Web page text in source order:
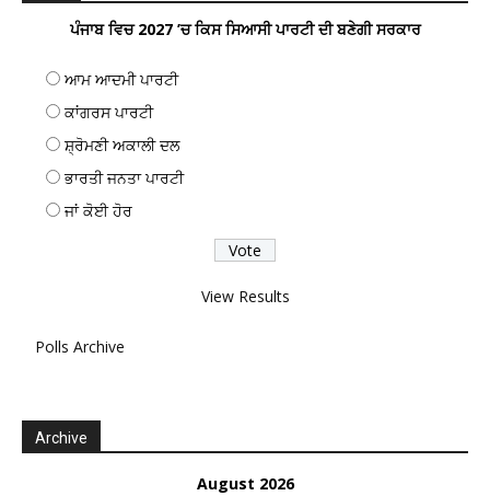
ਪੰਜਾਬ ਵਿਚ 2027 ’ਚ ਕਿਸ ਸਿਆਸੀ ਪਾਰਟੀ ਦੀ ਬਣੇਗੀ ਸਰਕਾਰ
ਆਮ ਆਦਮੀ ਪਾਰਟੀ
ਕਾਂਗਰਸ ਪਾਰਟੀ
ਸ਼੍ਰੋਮਣੀ ਅਕਾਲੀ ਦਲ
ਭਾਰਤੀ ਜਨਤਾ ਪਾਰਟੀ
ਜਾਂ ਕੋਈ ਹੋਰ
View Results
Polls Archive
Archive
August 2026